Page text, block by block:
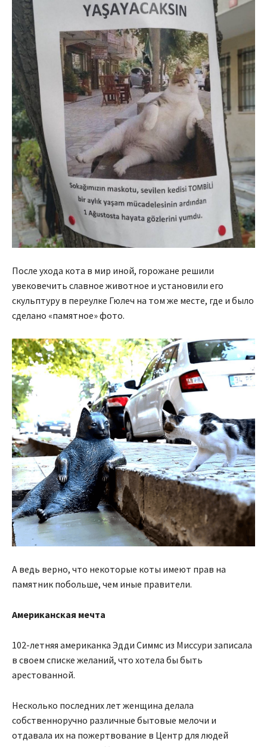
После ухода кота в мир иной, горожане решили
увековечить славное животное и установили его
скульптуру в переулке Гюлеч на том же месте, где и было
сделано «памятное» фото.
А ведь верно, что некоторые коты имеют прав на
памятник побольше, чем иные правители.
Американская мечта
102-летняя американка Эдди Симмс из Миссури записала
в своем списке желаний, что хотела бы быть
арестованной.
Несколько последних лет женщина делала
собственноручно различные бытовые мелочи и
отдавала их на пожертвование в Центр для людей